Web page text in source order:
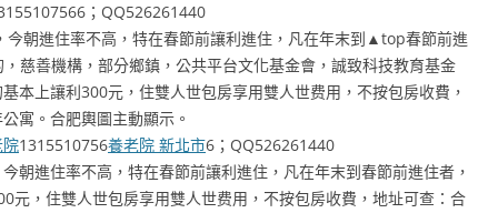
；QQ526261440
朝進住率不高，特在春節前讓利進住，凡在年末到▲top春節前進
慈善機構，部分鄉鎮，公共平台文化基金會，誠致科技教育基金
本上讓利300元，住雙人世包房享用雙人世费用，不按包房收費，
寓。合肥輿圖主動顯示。
1315510756養老院 新北市6；QQ526261440
進住率不高，特在春節前讓利進住，凡在年末到春節前進住者，
元，住雙人世包房享用雙人世费用，不按包房收費，地址可查：合